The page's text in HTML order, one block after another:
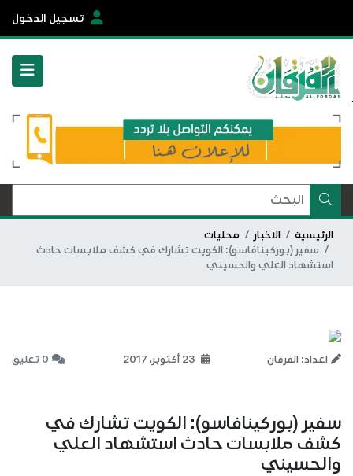
تسجيل الدخول
الرئيسية الاخبار
محليات
سفير (بوركينافاسو): الكويت تشارك في كشف ملابسات حادث
استشهاد العلي والحسيني
اعداد: الفرقان 0 تعليق
سفير (بوركينافاسو): الكويت تشارك في
كشف ملابسات حادث استشهاد العلي
والحسيني